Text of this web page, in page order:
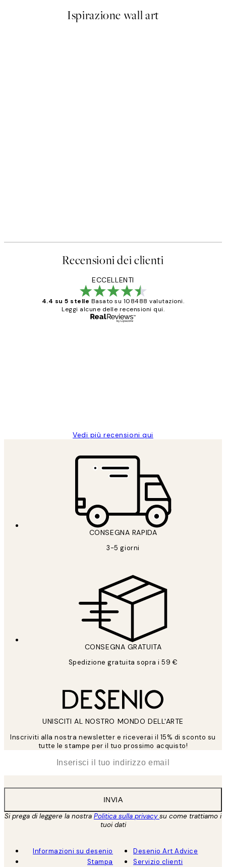
Ispirazione wall art
Recensioni dei clienti
ECCELLENTI
4.4 su 5 stelle Basato su 108488 valutazioni.
Leggi alcune delle recensioni qui.
Vedi più recensioni qui
CONSEGNA RAPIDA
3-5 giorni
CONSEGNA GRATUITA
Spedizione gratuita sopra i 59 €
UNISCITI AL NOSTRO MONDO DELL'ARTE
Inscriviti alla nostra newsletter e riceverai il 15% di sconto su
tutte le stampe per il tuo prossimo acquisto!
INVIA
Si prega di leggere la nostra Politica sulla privacysu come trattiamo i
tuoi dati
Informazioni su desenio
Stampa
Desenio Art Advice
Servizio clienti